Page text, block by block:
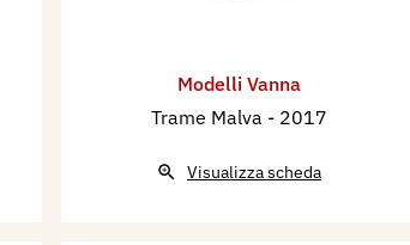
Modelli Vanna
Trame Malva - 2017
Visualizza scheda